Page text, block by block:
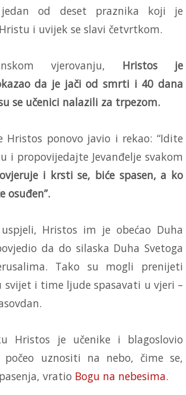
jedan od deset praznika koji je
i uvijek se slavi četvrtkom.
vjerovanju, Hristos je
da je jači od smrti i 40 dana
se učenici nalazili za trpezom.
Hristos ponovo javio i rekao: “Idite
i propovijedajte Jevanđelje svakom
i krsti se, biće spasen, a ko
osuđen”.
Hristos im je obećao Duha
da do silaska Duha Svetoga
Tako su mogli prenijeti
svijet i time ljude spasavati u vjeri –
Hristos je učenike i blagoslovio
počeo uznositi na nebo, čime se,
vratio Bogu na nebesima.